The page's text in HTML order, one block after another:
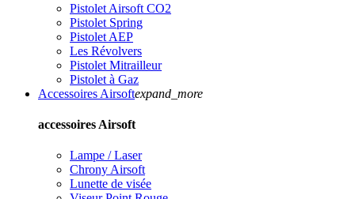
Pistolet Airsoft CO2
Pistolet Spring
Pistolet AEP
Les Révolvers
Pistolet Mitrailleur
Pistolet à Gaz
Accessoires Airsoftexpand_more
accessoires Airsoft
Lampe / Laser
Chrony Airsoft
Lunette de visée